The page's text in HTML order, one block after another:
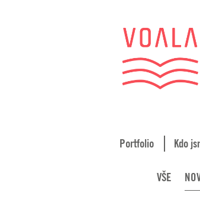
Portfolio Kdo
VŠE